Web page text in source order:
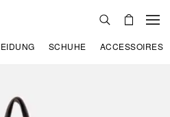
SCHUHE ACCESSOIRES